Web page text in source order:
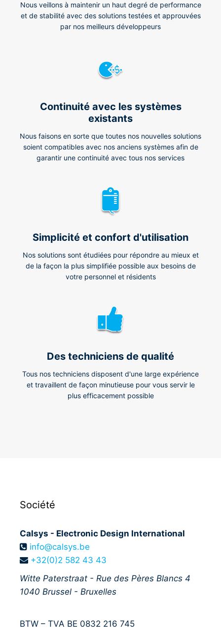
Nous veillons à maintenir un haut degré de performance
et de stabilité avec des solutions testées et approuvées
par nos meilleurs développeurs
Continuité avec les systèmes
existants
Nous faisons en sorte que toutes nos nouvelles solutions
soient compatibles avec nos anciens systèmes afin de
garantir une continuité avec tous nos services
Simplicité et confort d'utilisation
Nos solutions sont étudiées pour répondre au mieux et
de la façon la plus simplifiée possible aux besoins de
votre personnel et résidents
Des techniciens de qualité
Tous nos techniciens disposent d'une large expérience
et travaillent de façon minutieuse pour vous servir le
plus efficacement possible
Société
Calsys - Electronic Design International
info@calsys.be
+32(0)2 582 43 43
Witte Paterstraat - Rue des Pères Blancs 4
1040 Brussel - Bruxelles
BTW – TVA BE 0832 216 745